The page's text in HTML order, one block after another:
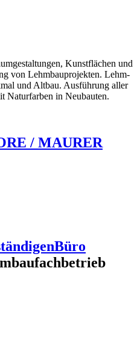
Kunstflächen und
von Lehmbauprojekten. Lehm-
und Altbau. Ausführung aller
Naturfarben in Neubauten.
/ MAURER